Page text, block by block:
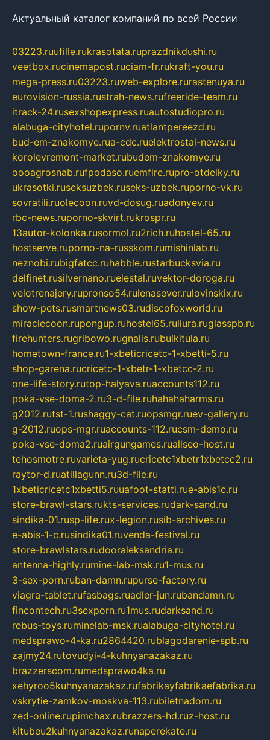
Актуальный каталог компаний по всей России
03223.ruufille.rukrasotata.ruprazdnikdushi.ru
veetbox.rucinemapost.ruciam-fr.rukraft-you.ru
mega-press.ru03223.ruweb-explore.rurastenuya.ru
eurovision-russia.rustrah-news.rufreeride-team.ru
itrack-24.rusexshopexpress.ruautostudiopro.ru
alabuga-cityhotel.rupornv.ruatlantpereezd.ru
bud-em-znakomye.rua-cdc.ruelektrostal-news.ru
korolevremont-market.rubudem-znakomye.ru
oooagrosnab.rufpodaso.ruemfire.rupro-otdelky.ru
ukrasotki.ruseksuzbek.ruseks-uzbek.ruporno-vk.ru
sovratili.ruolecoon.ruvd-dosug.ruadonyev.ru
rbc-news.ruporno-skvirt.rukrospr.ru
13autor-kolonka.rusormol.ru2rich.ruhostel-65.ru
hostserve.ruporno-na-russkom.rumishinlab.ru
neznobi.rubigfatcc.ruhabble.rustarbucksvia.ru
delfinet.rusilvernano.ruelestal.ruvektor-doroga.ru
velotrenajery.rupronso54.rulenasever.rulovinskix.ru
show-pets.rusmartnews03.rudiscofoxworld.ru
miraclecoon.rupongup.ruhostel65.ruliura.ruglasspb.ru
firehunters.rugribowo.rugnalis.rubulkitula.ru
hometown-france.ru1-xbeticricetc-1-xbetti-5.ru
shop-garena.rucricetc-1-xbetr-1-xbetcc-2.ru
one-life-story.rutop-halyava.ruaccounts112.ru
poka-vse-doma-2.ru3-d-file.ruhahahaharms.ru
g2012.rutst-1.rushaggy-cat.ruopsmgr.ruev-gallery.ru
g-2012.ruops-mgr.ruaccounts-112.rucsm-demo.ru
poka-vse-doma2.ruairgungames.ruallseo-host.ru
tehosmotre.ruvarieta-yug.rucricetc1xbetr1xbetcc2.ru
raytor-d.ruatillagunn.ru3d-file.ru
1xbeticricetc1xbetti5.ruuafoot-statti.rue-abis1c.ru
store-brawl-stars.rukts-services.rudark-sand.ru
sindika-01.rusp-life.rux-legion.rusib-archives.ru
e-abis-1-c.rusindika01.ruvenda-festival.ru
store-brawlstars.rudooraleksandria.ru
antenna-highly.rumine-lab-msk.ru1-mus.ru
3-sex-porn.ruban-damn.rupurse-factory.ru
viagra-tablet.rufasbags.ruadler-jun.rubandamn.ru
fincontech.ru3sexporn.ru1mus.rudarksand.ru
rebus-toys.ruminelab-msk.rualabuga-cityhotel.ru
medsprawo-4-ka.ru2864420.rublagodarenie-spb.ru
zajmy24.rutovudyi-4-kuhnyanazakaz.ru
brazzerscom.rumedsprawo4ka.ru
xehyroo5kuhnyanazakaz.rufabrikayfabrikaefabrika.ru
vskrytie-zamkov-moskva-113.rubiletnadom.ru
zed-online.rupimchax.rubrazzers-hd.ruz-host.ru
kitubeu2kuhnyanazakaz.runaperekate.ru